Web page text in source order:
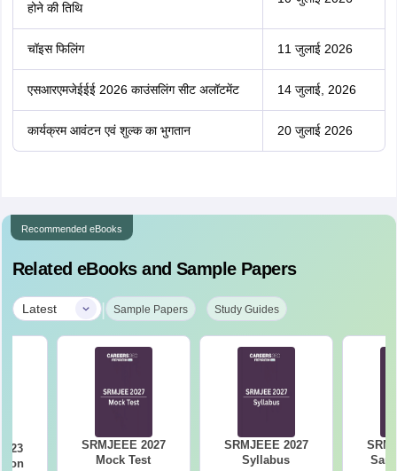
होने की तिथि
चॉइस फिलिंग 11 जुलाई 2026
एसआरएमजेईईई 2026 काउंसलिंग सीट अलॉटमेंट 14 जुलाई, 2026
कार्यक्रम आवंटन एवं शुल्क का भुगतान 20 जुलाई 2026
Recommended eBooks
Related eBooks and Sample Papers
Latest | Sample Papers Study Guides
SRMJEEE 2027
Mock Test
SRMJEEE 2027
Syllabus